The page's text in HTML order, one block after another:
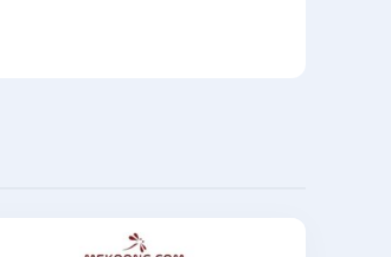
thu hút sự chú ý của